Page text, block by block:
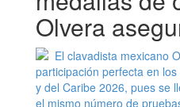
Olvera